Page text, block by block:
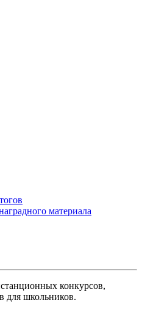
материала
конкурсов,
для школьников.